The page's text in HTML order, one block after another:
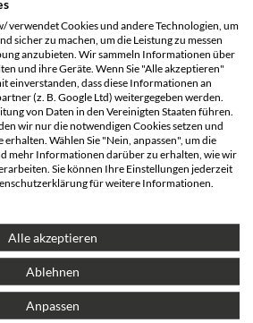
Cookies und andere Technologien, um
sicher zu machen, um die Leistung zu messen
anzubieten. Wir sammeln Informationen über
und ihre Geräte. Wenn Sie "Alle akzeptieren"
einverstanden, dass diese Informationen an
(z. B. Google Ltd) weitergegeben werden.
von Daten in den Vereinigten Staaten führen.
wir nur die notwendigen Cookies setzen und
Wählen Sie "Nein, anpassen", um die
mehr Informationen darüber zu erhalten, wie wir
Sie können Ihre Einstellungen jederzeit
für weitere Informationen.
Alle akzeptieren
Ablehnen
Anpassen